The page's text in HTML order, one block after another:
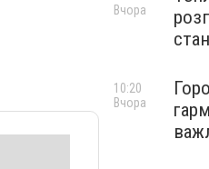
Вчора
10:20
Вчора